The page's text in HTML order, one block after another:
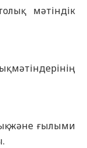
мәтіндік
мәтіндерінің
және ғылыми